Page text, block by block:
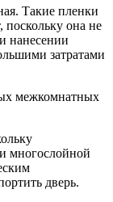
Такие пленки
поскольку она не
нанесении
затратами
многослойной
дверь.